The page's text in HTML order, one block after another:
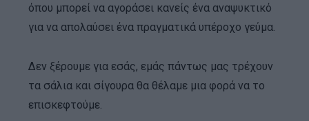
όπου μπορεί να αγοράσει κανείς ένα αναψυκτικό
για να απολαύσει ένα πραγματικά υπέροχο γεύμα.
Δεν ξέρουμε για εσάς, εμάς πάντως μας τρέχουν
τα σάλια και σίγουρα θα θέλαμε μια φορά να το
επισκεφτούμε.